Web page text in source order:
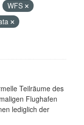
WFS
Teilräume des
Flughafen
lediglich der